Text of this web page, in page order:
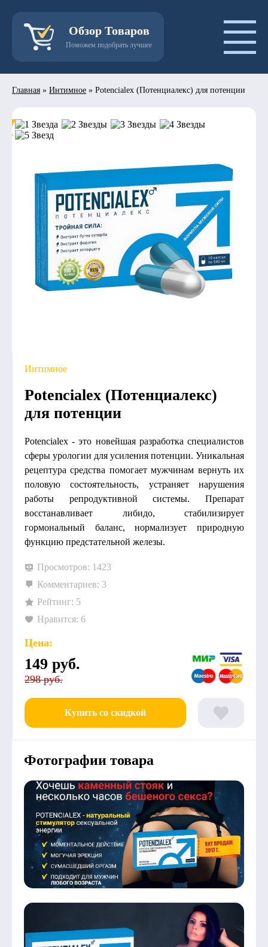
Обзор Товаров
Поможем подобрать лучшее
Главная » Интимное » Potencialex (Потенциалекс) для потенции
- 50%
Интимное
Potencialex (Потенциалекс)
для потенции
Potencialex - это новейшая разработка специалистов
сферы урологии для усиления потенции. Уникальная
рецептура средства помогает мужчинам вернуть их
половую состоятельность, устраняет нарушения
работы репродуктивной системы. Препарат
восстанавливает либидо, стабилизирует
гормональный баланс, нормализует природную
функцию предстательной железы.
Просмотров: 1423
Комментариев: 3
Рейтинг: 5
Нравится: 6
Цена:
149 руб.
298 руб.
Купить со скидкой
Фотографии товара